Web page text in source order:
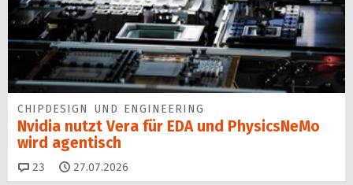
CHIPDESIGN UND ENGINEERING
Nvidia nutzt Vera für EDA und PhysicsNeMo
wird agentisch
23 Kommentare
27.07.2026